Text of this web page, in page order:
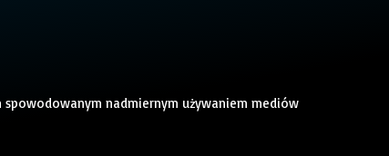
spowodowanym nadmiernym używaniem mediów